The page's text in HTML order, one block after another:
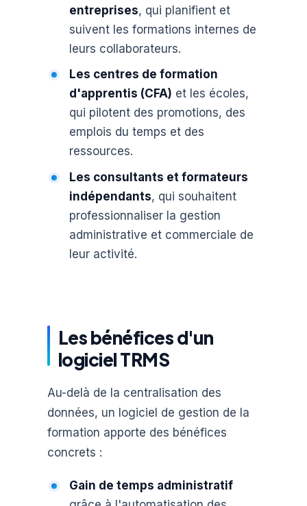
entreprises, qui planifient et
suivent les formations internes de
leurs collaborateurs.
Les centres de formation
d'apprentis (CFA) et les écoles,
qui pilotent des promotions, des
emplois du temps et des
ressources.
Les consultants et formateurs
indépendants, qui souhaitent
professionnaliser la gestion
administrative et commerciale de
leur activité.
Les bénéfices d'un
logiciel TRMS
Au-delà de la centralisation des
données, un logiciel de gestion de la
formation apporte des bénéfices
concrets :
Gain de temps administratif